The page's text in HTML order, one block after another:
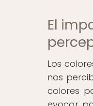
El
Los
nos
colores